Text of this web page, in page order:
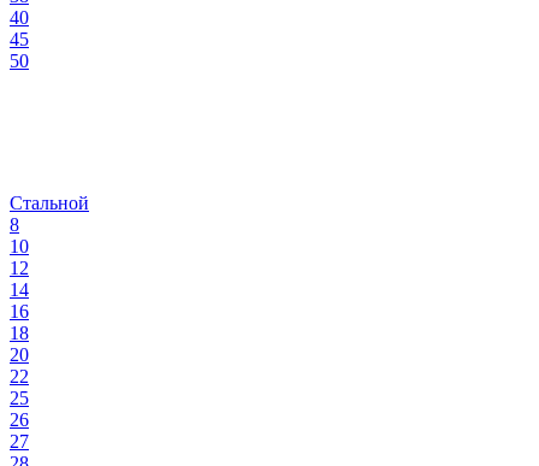
40
45
50
Стальной
8
10
12
14
16
18
20
22
25
26
27